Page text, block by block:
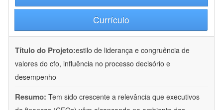
Currículo
Título do Projeto:estilo de liderança e congruência de
valores do cfo, influência no processo decisório e
desempenho
Resumo: Tem sido crescente a relevância que executivos